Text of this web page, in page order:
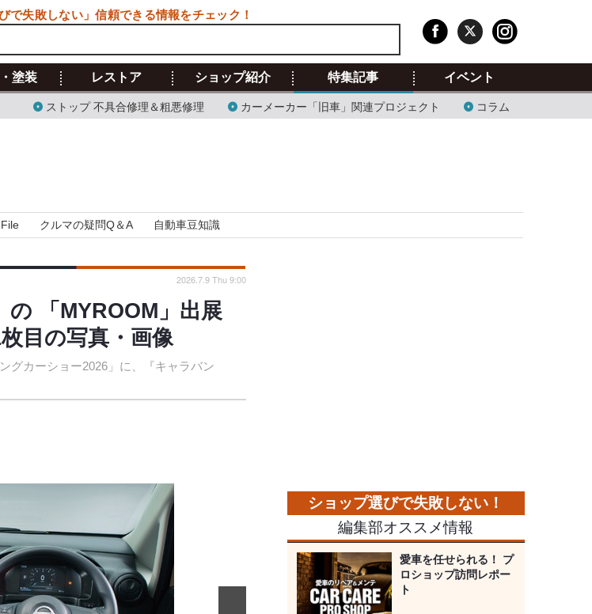
塗装 レストア ショップ紹介 特集記事
ストップ 不具合修理＆粗悪修理 カーメーカー「旧車」関連プロジェクト コラム
イベント
クルマの疑問Q＆A 自動車豆知識
の 「MYROOM」出展
目の写真・画像
グカーショー2026」に、『キャラバン
2026.7.9 Thu 9:00
編集部オススメ情報
愛車を任せられる！ プ
ロショップ訪問レポー
ト
で失敗しない」信頼できる情報をチェック！